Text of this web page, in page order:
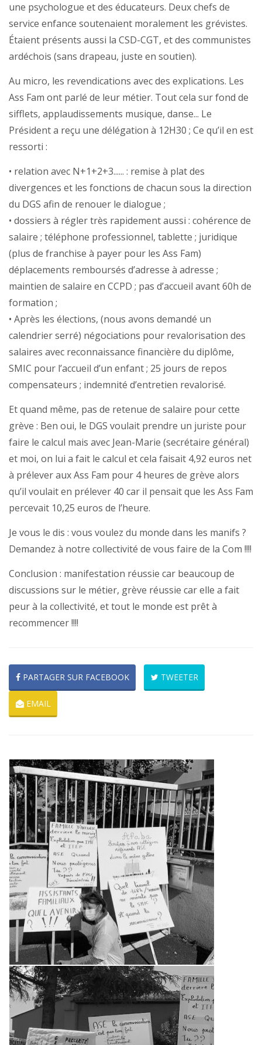
une psychologue et des éducateurs. Deux chefs de
service enfance soutenaient moralement les grévistes.
Étaient présents aussi la CSD-CGT, et des communistes
ardéchois (sans drapeau, juste en soutien).
Au micro, les revendications avec des explications. Les
Ass Fam ont parlé de leur métier. Tout cela sur fond de
sifflets, applaudissements musique, danse... Le
Président a reçu une délégation à 12H30 ; Ce qu’il en est
ressorti :
• relation avec N+1+2+3...... : remise à plat des
divergences et les fonctions de chacun sous la direction
du DGS afin de renouer le dialogue ;
• dossiers à régler très rapidement aussi : cohérence de
salaire ; téléphone professionnel, tablette ; juridique
(plus de franchise à payer pour les Ass Fam)
déplacements remboursés d’adresse à adresse ;
maintien de salaire en CCPD ; pas d’accueil avant 60h de
formation ;
• Après les élections, (nous avons demandé un
calendrier serré) négociations pour revalorisation des
salaires avec reconnaissance financière du diplôme,
SMIC pour l’accueil d’un enfant ; 25 jours de repos
compensateurs ; indemnité d’entretien revalorisé.
Et quand même, pas de retenue de salaire pour cette
grève : Ben oui, le DGS voulait prendre un juriste pour
faire le calcul mais avec Jean-Marie (secrétaire général)
et moi, on lui a fait le calcul et cela faisait 4,92 euros net
à prélever aux Ass Fam pour 4 heures de grève alors
qu’il voulait en prélever 40 car il pensait que les Ass Fam
percevait 10,25 euros de l’heure.
Je vous le dis : vous voulez du monde dans les manifs ?
Demandez à notre collectivité de vous faire de la Com !!!!
Conclusion : manifestation réussie car beaucoup de
discussions sur le métier, grève réussie car elle a fait
peur à la collectivité, et tout le monde est prêt à
recommencer !!!!
PARTAGER SUR FACEBOOK TWEETER
EMAIL